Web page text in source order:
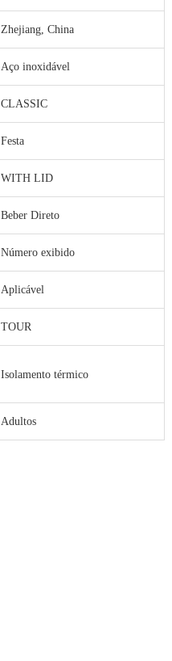
Zhejiang, China
Aço inoxidável
CLASSIC
Festa
WITH LID
Beber Direto
Número exibido
Aplicável
TOUR
Isolamento térmico
Adultos